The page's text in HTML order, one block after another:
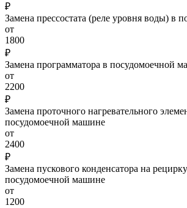
₽
Замена прессостата (реле уровня воды) в
от
1800
₽
Замена программатора в посудомоечной
от
2200
₽
Замена проточного нагревательного
посудомоечной машине
от
2400
₽
Замена пускового конденсатора на
посудомоечной машине
от
1200